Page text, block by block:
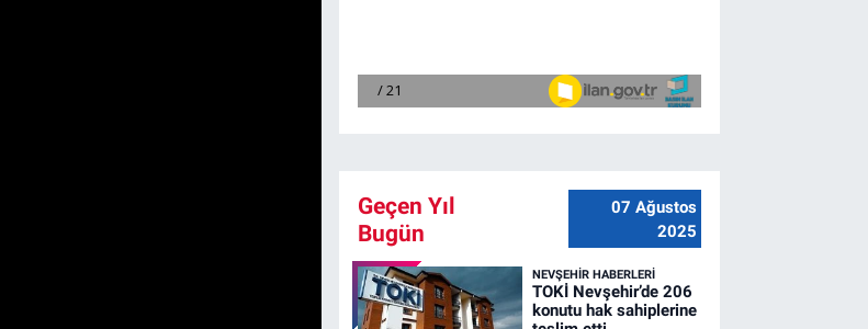
Geçen Yıl
Bugün
07 Ağustos
2025
NEVŞEHIR HABERLERI
TOKİ Nevşehir’de 206
konutu hak sahiplerine